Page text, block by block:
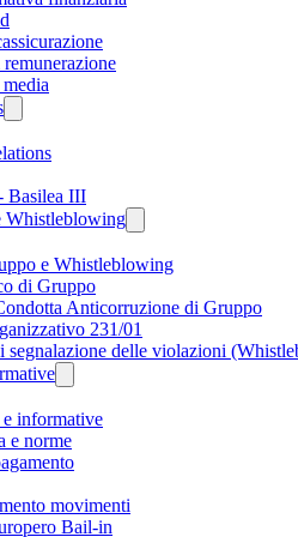
Basilea III
Whistleblowing
e Whistleblowing
di Gruppo
Anticorruzione di Gruppo
231/01
segnalazione delle violazioni
informative
e norme
movimenti
Bail-in